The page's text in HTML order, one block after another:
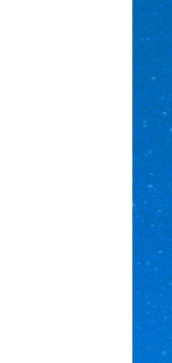
DAY
DAY